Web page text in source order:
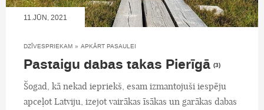
11.JŪN, 2021
DZĪVESPRIEKAM » APKĀRT PASAULEI
Pastaigu dabas takas Pierīgā (3)
Šogad, kā nekad iepriekš, esam izmantojuši iespēju
apceļot Latviju, izejot vairākas īsākas un garākas dabas